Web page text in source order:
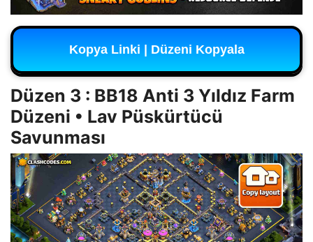
Kopya Linki | Düzeni Kopyala
Düzen 3 : BB18 Anti 3 Yıldız Farm
Düzeni • Lav Püskürtücü
Savunması